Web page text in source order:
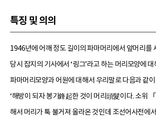
특징 및 의의
1946년에 어깨 정도 길이의 파마머리에서 앞머리를
당시 잡지의 기사에서 ‘링그’라고 하는 머리모양에
파마머리모양과 어원에 대해서 우리말로 다음과 같
‘해방이 되자 봉기鋒起한 것이 머리頭髮이다. 소위
해서 머리가 툭 불거져 올라온 것인데 조선어사전에